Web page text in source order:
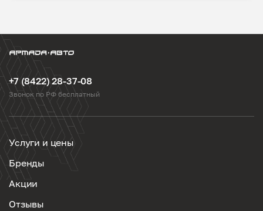
+7 (8422) 28-37-08
Звонок по РФ бесплатный
Услуги и цены
Бренды
Акции
Отзывы